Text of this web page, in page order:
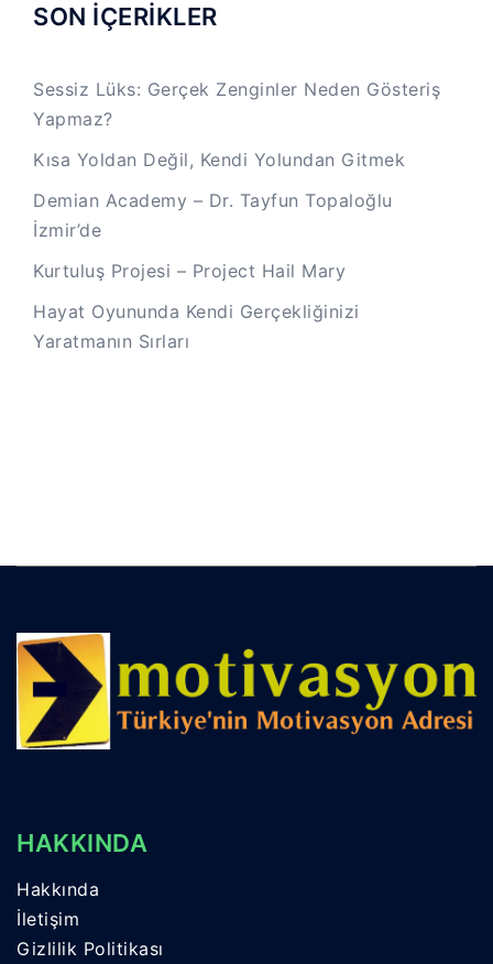
SON İÇERİKLER
Sessiz Lüks: Gerçek Zenginler Neden Gösteriş
Yapmaz?
Kısa Yoldan Değil, Kendi Yolundan Gitmek
Demian Academy – Dr. Tayfun Topaloğlu
İzmir’de
Kurtuluş Projesi – Project Hail Mary
Hayat Oyununda Kendi Gerçekliğinizi
Yaratmanın Sırları
HAKKINDA
Hakkında
İletişim
Gizlilik Politikası